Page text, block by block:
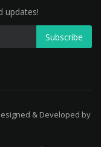
updates!
Subscribe
& Developed by